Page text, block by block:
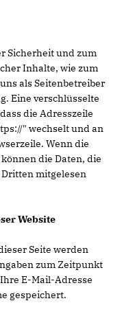
Sicherheit und zum
Inhalte, wie zum
als Seitenbetreiber
Eine verschlüsselte
die Adresszeile
" wechselt und an
Wenn die
die Daten, die
mitgelesen
Website
Seite werden
zum Zeitpunkt
E-Mail-Adresse
gespeichert.